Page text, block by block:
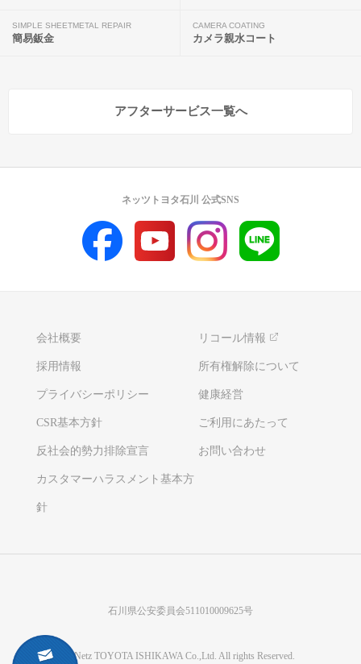
SIMPLE SHEETMETAL REPAIR
簡易鈑金
CAMERA COATING
カメラ親水コート
アフターサービス一覧へ
会社概要 リコール情報
採用情報 所有権解除について
プライバシーポリシー 健康経営
CSR基本方針 ご利用にあたって
反社会的勢力排除宣言 お問い合わせ
カスタマーハラスメント基本方
針
ネッツトヨタ石川 公式SNS
石川県公安委員会511010009625号
©Netz TOYOTA ISHIKAWA Co.,Ltd. All rights Reserved.